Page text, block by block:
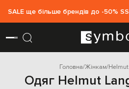
SALE ще більше брендів до -50%
Головна Жінкам
Одяг Helmut